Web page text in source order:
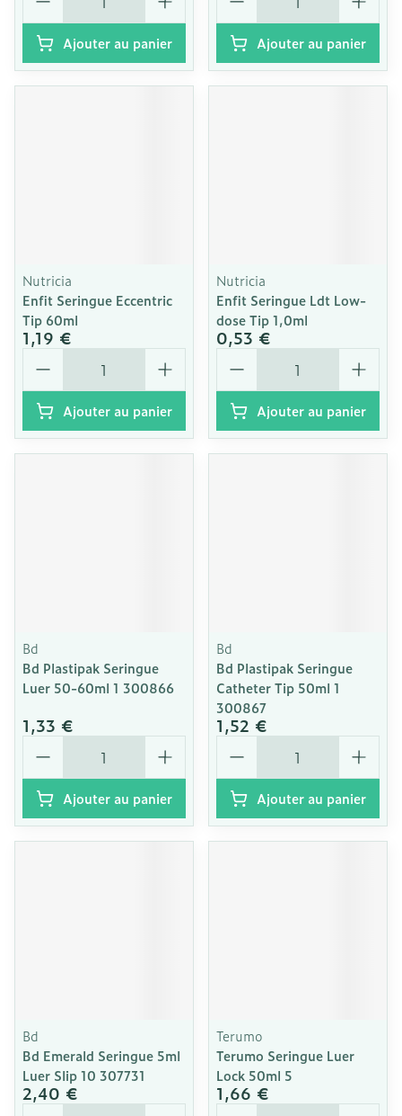
Ajouter au panier Ajouter au panier
Nutricia
Enfit Seringue Eccentric
Tip 60ml
1,19 €
Quantité
Ajouter au panier
Nutricia
Enfit Seringue Ldt Low-
dose Tip 1,0ml
0,53 €
Quantité
Ajouter au panier
Bd
Bd Plastipak Seringue
Luer 50-60ml 1 300866
1,33 €
Quantité
Ajouter au panier
Bd
Bd Plastipak Seringue
Catheter Tip 50ml 1
300867
1,52 €
Quantité
Ajouter au panier
Bd
Bd Emerald Seringue 5ml
Luer Slip 10 307731
2,40 €
Quantité
Terumo
Terumo Seringue Luer
Lock 50ml 5
1,66 €
Quantité